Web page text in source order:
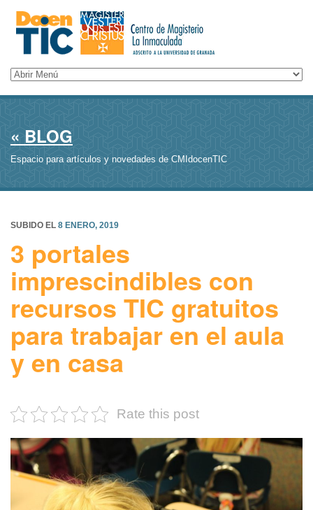
« BLOG
Espacio para artículos y novedades de CMIdocenTIC
SUBIDO EL 8 ENERO, 2019
3 portales
imprescindibles con
recursos TIC gratuitos
para trabajar en el aula
y en casa
Rate this post